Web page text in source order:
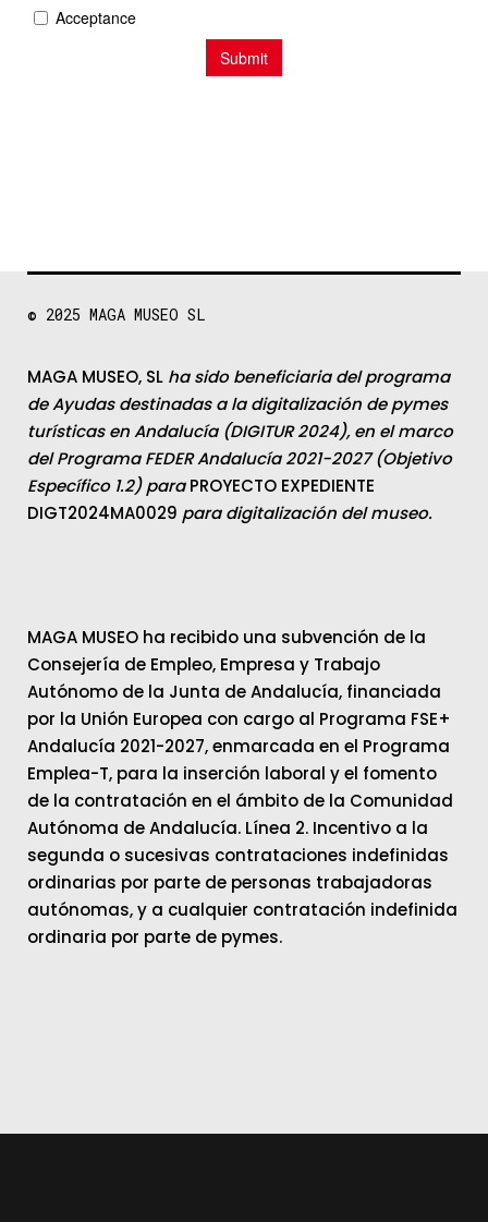
© 2025 MAGA MUSEO SL
MAGA MUSEO, SL ha sido beneficiaria del programa
de Ayudas destinadas a la digitalización de pymes
turísticas en Andalucía (DIGITUR 2024), en el marco
del Programa FEDER Andalucía 2021-2027 (Objetivo
Específico 1.2) paraPROYECTO EXPEDIENTE
DIGT2024MA0029 para digitalización del museo.
MAGA MUSEO ha recibido una subvención de la
Consejería de Empleo, Empresa y Trabajo
Autónomo de la Junta de Andalucía, financiada
por la Unión Europea con cargo al Programa FSE+
Andalucía 2021-2027, enmarcada en el Programa
Emplea-T, para la inserción laboral y el fomento
de la contratación en el ámbito de la Comunidad
Autónoma de Andalucía. Línea 2. Incentivo a la
segunda o sucesivas contrataciones indefinidas
ordinarias por parte de personas trabajadoras
autónomas, y a cualquier contratación indefinida
ordinaria por parte de pymes.